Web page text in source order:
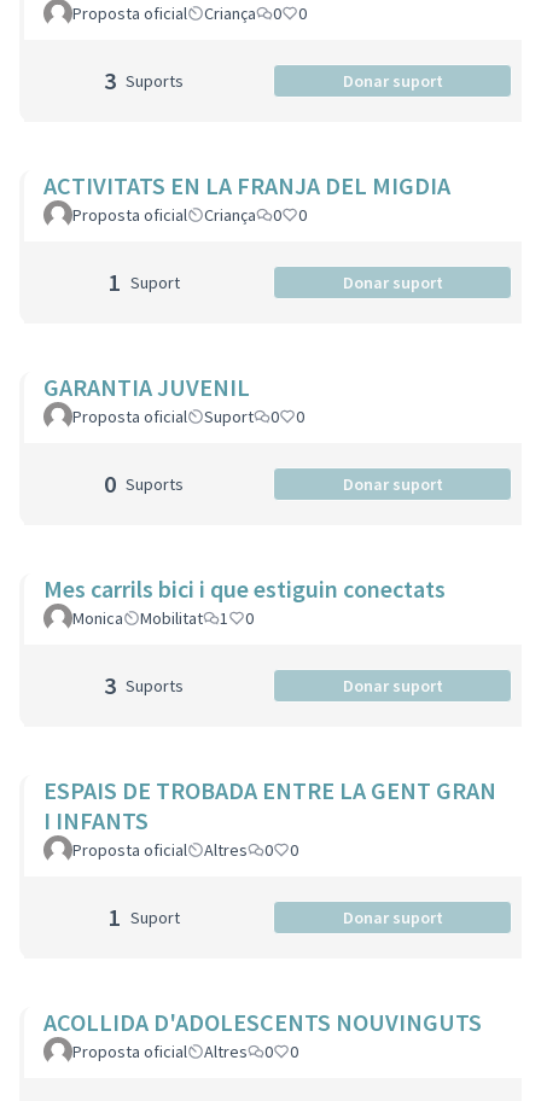
Proposta oficial Criança 0 0
3 Suports Donar suport
ACTIVITATS EN LA FRANJA DEL MIGDIA
Proposta oficial Criança 0 0
1 Suport Donar suport
GARANTIA JUVENIL
Proposta oficial Suport 0 0
0 Suports Donar suport
Mes carrils bici i que estiguin conectats
Monica Mobilitat 1 0
3 Suports Donar suport
ESPAIS DE TROBADA ENTRE LA GENT GRAN
I INFANTS
Proposta oficial Altres 0 0
1 Suport Donar suport
ACOLLIDA D'ADOLESCENTS NOUVINGUTS
Proposta oficial Altres 0 0